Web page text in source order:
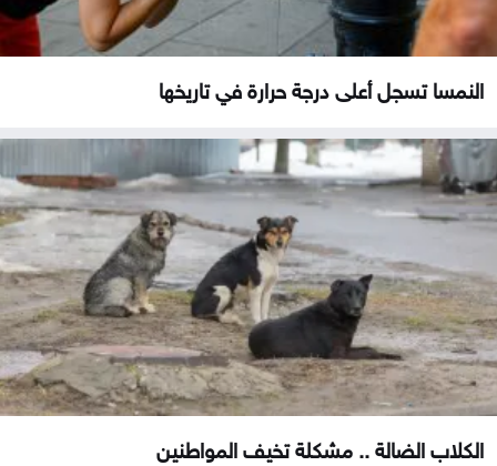
النمسا تسجل أعلى درجة حرارة في تاريخها
الكلاب الضالة .. مشكلة تخيف المواطنين